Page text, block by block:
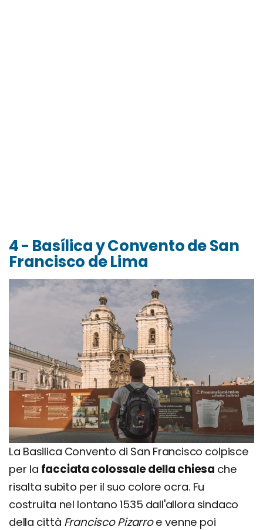
4 - Basílica y Convento de San
Francisco de Lima
La Basilica Convento di San Francisco colpisce
per la facciata colossale della chiesa che
risalta subito per il suo colore ocra. Fu
costruita nel lontano 1535 dall'allora sindaco
della città Francisco Pizarroe venne poi